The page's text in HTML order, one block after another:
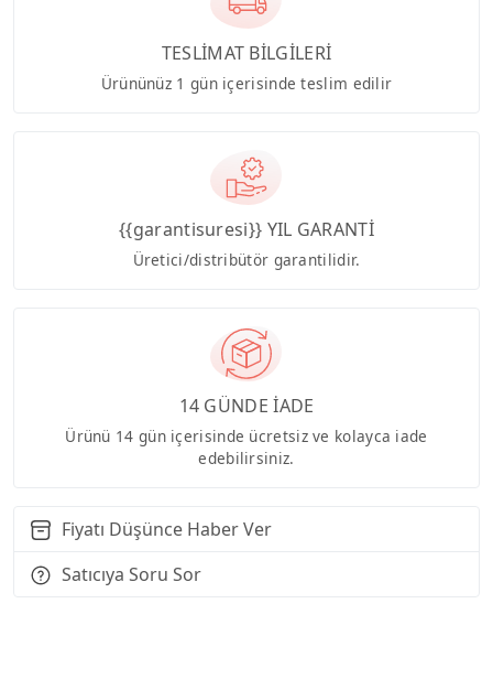
TESLİMAT BİLGİLERİ
Ürününüz 1 gün içerisinde teslim edilir
{{garantisuresi}} YIL GARANTİ
Üretici/distribütör garantilidir.
14 GÜNDE İADE
Ürünü 14 gün içerisinde ücretsiz ve kolayca iade
edebilirsiniz.
Fiyatı Düşünce Haber Ver
Satıcıya Soru Sor